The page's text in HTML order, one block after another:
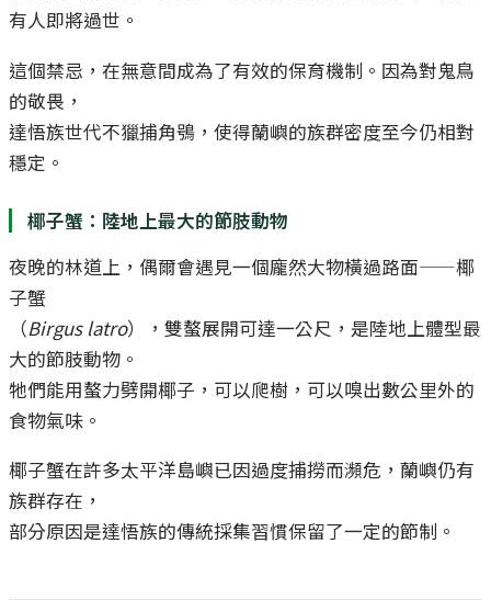
有人即將過世。
這個禁忌，在無意間成為了有效的保育機制。因為對鬼鳥
的敬畏，
達悟族世代不獵捕角鴞，使得蘭嶼的族群密度至今仍相對
穩定。
椰子蟹：陸地上最大的節肢動物
夜晚的林道上，偶爾會遇見一個龐然大物橫過路面——椰
子蟹
（Birgus latro），雙螯展開可達一公尺，是陸地上體型最
大的節肢動物。
牠們能用螯力劈開椰子，可以爬樹，可以嗅出數公里外的
食物氣味。
椰子蟹在許多太平洋島嶼已因過度捕撈而瀕危，蘭嶼仍有
族群存在，
部分原因是達悟族的傳統採集習慣保留了一定的節制。